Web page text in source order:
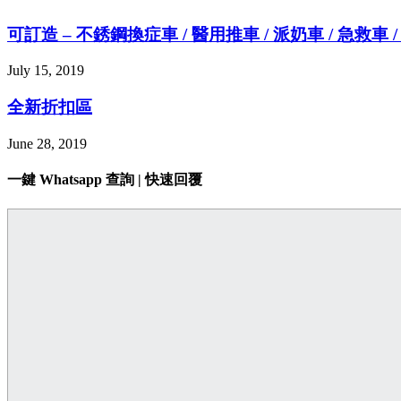
可訂造 – 不銹鋼換症車 / 醫用推車 / 派奶車 / 急救車
July 15, 2019
全新折扣區
June 28, 2019
一鍵 Whatsapp 查詢 | 快速回覆